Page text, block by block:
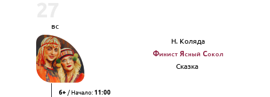
вс
6+ / Начало: 11:00
Н. Коляда
Финист Ясный Сокол
Сказка